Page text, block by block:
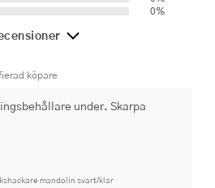
0%
köpare
under. Skarpa
mandolin svart/klar